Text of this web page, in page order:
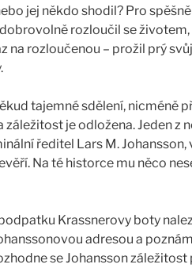
jej někdo shodil? Pro
dobrovolně rozloučil se
na rozloučenou – prožil prý
tajemné sdělení, nicméně
záležitost je odložena. Jeden z
ředitel Lars M.
Na té historce mu něco
Krassnerovy boty
adresou a
se Johansson